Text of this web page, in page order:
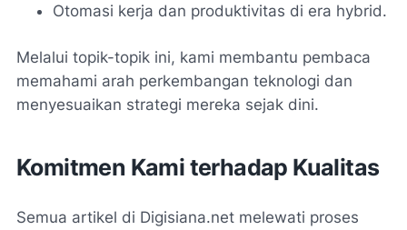
Otomasi kerja dan produktivitas di era hybrid.
Melalui topik-topik ini, kami membantu pembaca
memahami arah perkembangan teknologi dan
menyesuaikan strategi mereka sejak dini.
Komitmen Kami terhadap Kualitas
Semua artikel di Digisiana.net melewati proses